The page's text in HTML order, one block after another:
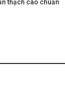
thạch cao chuẩn